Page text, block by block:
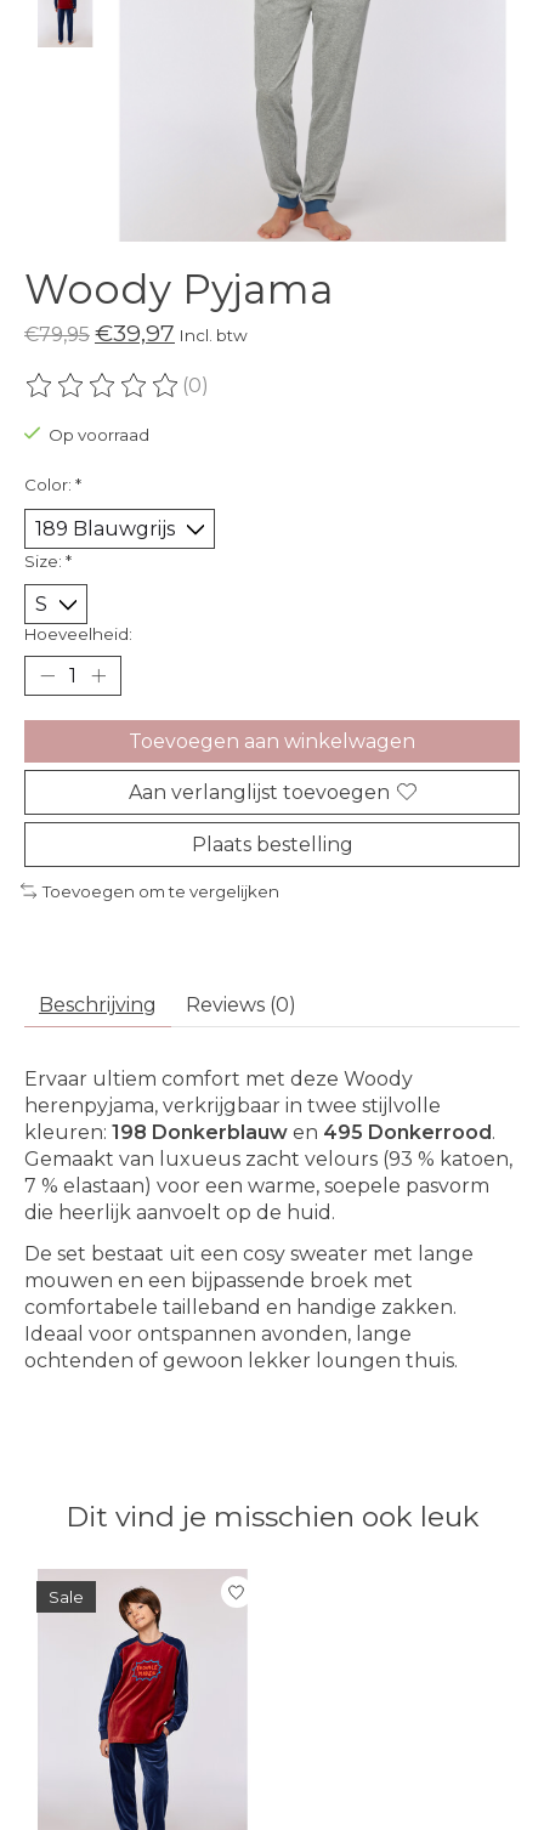
Woody Pyjama
€79,95 €39,97 Incl. btw
De beoordeling van dit product is
(0)
Op voorraad
Color: *
Size: *
Hoeveelheid:
Toevoegen aan winkelwagen
Aan verlanglijst toevoegen
Plaats bestelling
Toevoegen om te vergelijken
Beschrijving Reviews (0)
Ervaar ultiem comfort met deze Woody
herenpyjama, verkrijgbaar in twee stijlvolle
kleuren: 198 Donkerblauw en 495 Donkerrood .
Gemaakt van luxueus zacht velours (93 % katoen,
7 % elastaan) voor een warme, soepele pasvorm
die heerlijk aanvoelt op de huid.
De set bestaat uit een cosy sweater met lange
mouwen en een bijpassende broek met
comfortabele tailleband en handige zakken.
Ideaal voor ontspannen avonden, lange
ochtenden of gewoon lekker loungen thuis.
Dit vind je misschien ook leuk
Items van productcarrousel
Sale